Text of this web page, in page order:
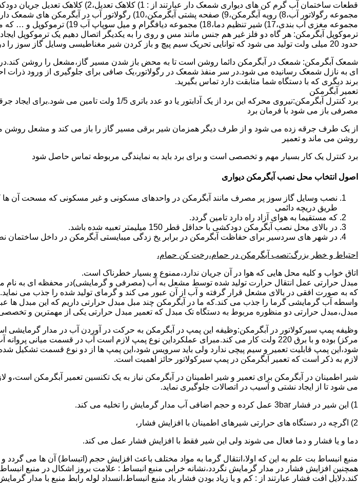
مجموعه مغزی آب بندی،17) شیر تنظیم دما،18) مجموعه دیافگرام و میل سوپاپ آب 19) ترموکوپل و … که ما برای تعمیر آبگرمکن باید به نمایندگی های مجاز همان برند تماس حاصل فرمایید.
ترموکوپل آبگرمکن: هر گاه دو فلز غیر هم جنس مانند مس و روی را به یکدیگر اتصال دهیم یک ترموکوپل
حدود 20 میلی ولت تولید می شود که توانایی تحریک سیم پیچ و باز کردن شیر مغناطیسی وسایل گاز سوز را در مدت 20 ثانیه دارد.
شمعک آبگرمکن: شمعک در آبگرمکن دائما روشن است تا به محض باز شدن مسیر گاز،مشعل را روشن کند.در
ای به نازل شمعک رسانیده می شود.در سر منفذ شمعک در رگولاتور،یک صافی برای جلوگیری از ورود ذرات
برند دیگری که با دستگاه شما متابقت دارد تماس بگیرید.
تعمیر آبگرمکن
مصرفی باز می شود با فرمان برد
از یک طرف جرقه زده می شود و از طرف دیگر همزمان شیر برقی مسیر گاز را باز می کند و مشعل روشن می
روشن می ماند و تعمیر
برد کنترل یک کار بسیار مهم و تخصصی است و برای برد باید به نمایندگی مربوطه تماس حاصل شود
اصول انتخاب محل نصب آبگرمکن دیواری
طریق دریچه دائمی
که مستقیما به هوای آزاد راه دارد تامین گردد.
در بالای محل نصب آبگرمکن دودکشی با حداقل قطر 150 میلیمتر تعبیه شده باشد.
در شهر های سردسیر برای حفاظت آبگرمکن در برابر یخ زدگی میبایستی آبگرمکن در داخل ساختمان
احتیاط و خطر بزرگ:نصب آبگرمکن در حمام،رخت کن حمام،
اتاق خواب و کلیه محل هایی که هوا در آن جریان ندارد،ممنوع و بسیار خطرناک است.
مبدل حرارتی عمل انتقال حرارت تولید شده توسط مشعل به آب (مصرفی و گرمایشی)در محفظه ای به
که به صورت افقی در بالای مشعل قرار گرفته و آب از آن عبور می کند و گرمای تولید شده را جذب می
واسطه آب گرمایشی گرما را جذب می کند.که ما در آبگرمکن چند مبل مبدل حرارتی داریم که این مبدل ها
مبدل،مبدل حرارتی دو منظوره مربوط به دستگاه تک مبدل که تعمیر مبدل حرارتی یکی از مهمترین و تخصصی
وظیفه پمپ سیرکولاتور در آبگرمکن:وظیفه این پمپ در آبگرمکن به حرکت در آوردن آب در مدار گرمایشی
مرکز) بوده و با برق 220 ولت کار می کند.مبرای عملکرداین نوع پمپ لازم است آب در قسمت
شود،این پمپ قابلیت تعمیر و سیم پیچی ندارد ولی باید سرویس شود،این پمپ ها از دو نوع قسمت تشکیل
لازم به ذکر است که تعمیر آبگرمکن در پمپ سیرکولاتور حائز اهمیت است.
شیر اطمینان در آبگرمکن برای تعمیر و شیر اطمینان در آبگرمکن نیاز به یک تکنسین تعمیر آبگرمکن
می شود تا از ایجاد نشتی و آسیب در اتصالات جلوگیری نماید.
1) این شیر در فشار 3bar عمل کرده و حجم اضافی آب مدار گرمایش را تخلیه می کند.
2) اگرچه در دستگاه های حرارتی شیرهای اطمینان با افزایش فشار،
دما و یا فشار و دما فعال می شوند ولی این شیر فقط با افزایش فشار عمل می کند.
منبع انبساط بت علم به این که اولا،انتقال گرما به مواد مختلف باعث افزایش حجم (اتبساط) آن ها می
همچنین افزایش فشار در مدار گرمایش نگردد،نشانه خرابی منبع انبساط : علامت بروز اشکال در منبع
کند.دلایل افت فشار عبارتند از : کم و یا زیاد بودن فشار باد منبع انبساط،انسداد لوله رابط منبع با مدار